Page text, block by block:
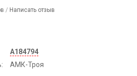
/ Написать отзыв
А184794
АМК-Троя